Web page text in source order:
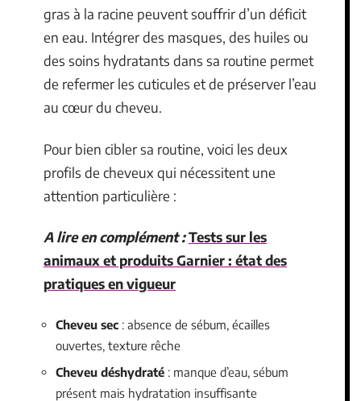
gras à la racine peuvent souffrir d’un déficit
en eau. Intégrer des masques, des huiles ou
des soins hydratants dans sa routine permet
de refermer les cuticules et de préserver l’eau
au cœur du cheveu.
Pour bien cibler sa routine, voici les deux
profils de cheveux qui nécessitent une
attention particulière :
A lire en complément :Tests sur les
animaux et produits Garnier : état des
pratiques en vigueur
Cheveu sec : absence de sébum, écailles
ouvertes, texture rêche
Cheveu déshydraté : manque d’eau, sébum
présent mais hydratation insuffisante